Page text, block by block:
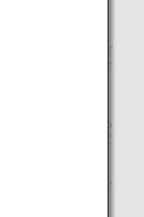
れば捨てればいい」
スです。
ズンに捨てられる古
みとして廃棄されて
いけない」と強調
ものを安易に捨てる
い社会がつくられて
する意識を根本から